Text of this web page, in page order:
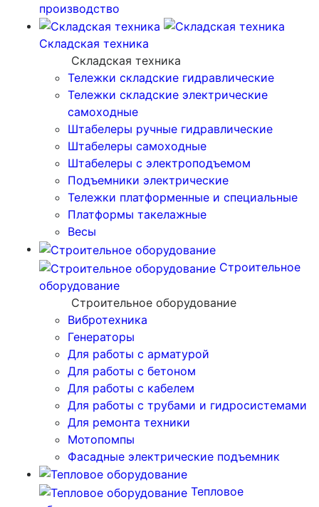
производство
Складская техника
Складская техника
Тележки складские гидравлические
Тележки складские электрические
самоходные
Штабелеры ручные гидравлические
Штабелеры самоходные
Штабелеры с электроподъемом
Подъемники электрические
Тележки платформенные и специальные
Платформы такелажные
Весы
Строительное
оборудование
Строительное оборудование
Вибротехника
Генераторы
Для работы с арматурой
Для работы с бетоном
Для работы с кабелем
Для работы с трубами и гидросистемами
Для ремонта техники
Мотопомпы
Фасадные электрические подъемник
Тепловое